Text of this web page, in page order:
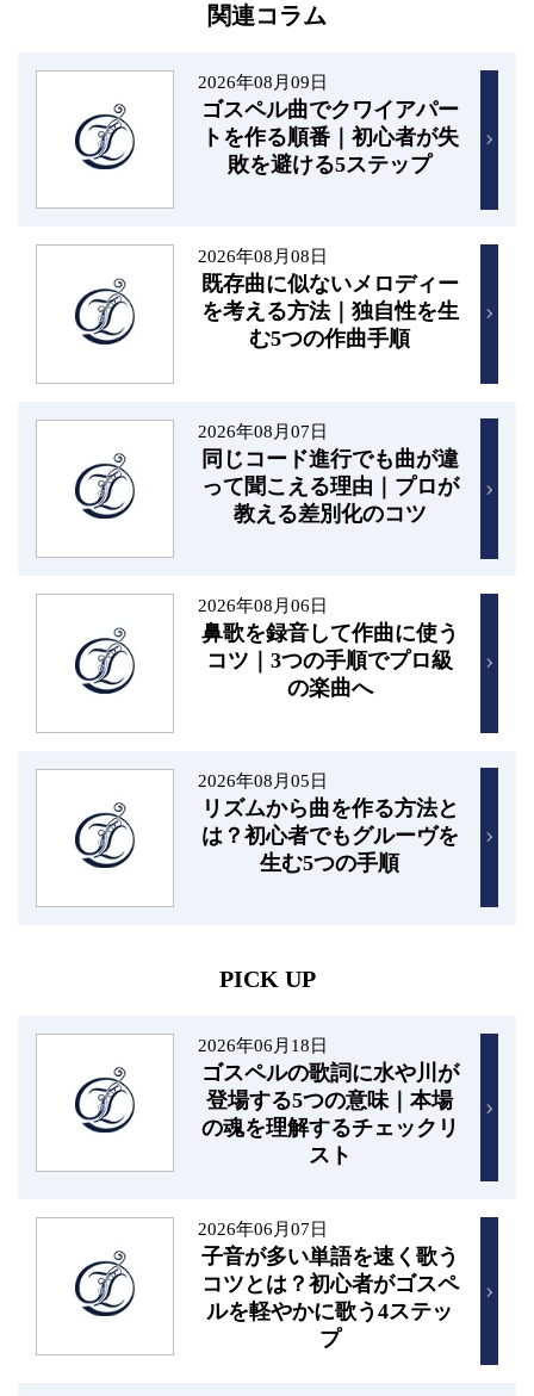
関連コラム
2026年08月09日
ゴスペル曲でクワイアパー
トを作る順番｜初心者が失
敗を避ける5ステップ
2026年08月08日
既存曲に似ないメロディー
を考える方法｜独自性を生
む5つの作曲手順
2026年08月07日
同じコード進行でも曲が違
って聞こえる理由｜プロが
教える差別化のコツ
2026年08月06日
鼻歌を録音して作曲に使う
コツ｜3つの手順でプロ級
の楽曲へ
2026年08月05日
リズムから曲を作る方法と
は？初心者でもグルーヴを
生む5つの手順
PICK UP
2026年06月18日
ゴスペルの歌詞に水や川が
登場する5つの意味｜本場
の魂を理解するチェックリ
スト
2026年06月07日
子音が多い単語を速く歌う
コツとは？初心者がゴスペ
ルを軽やかに歌う4ステッ
プ